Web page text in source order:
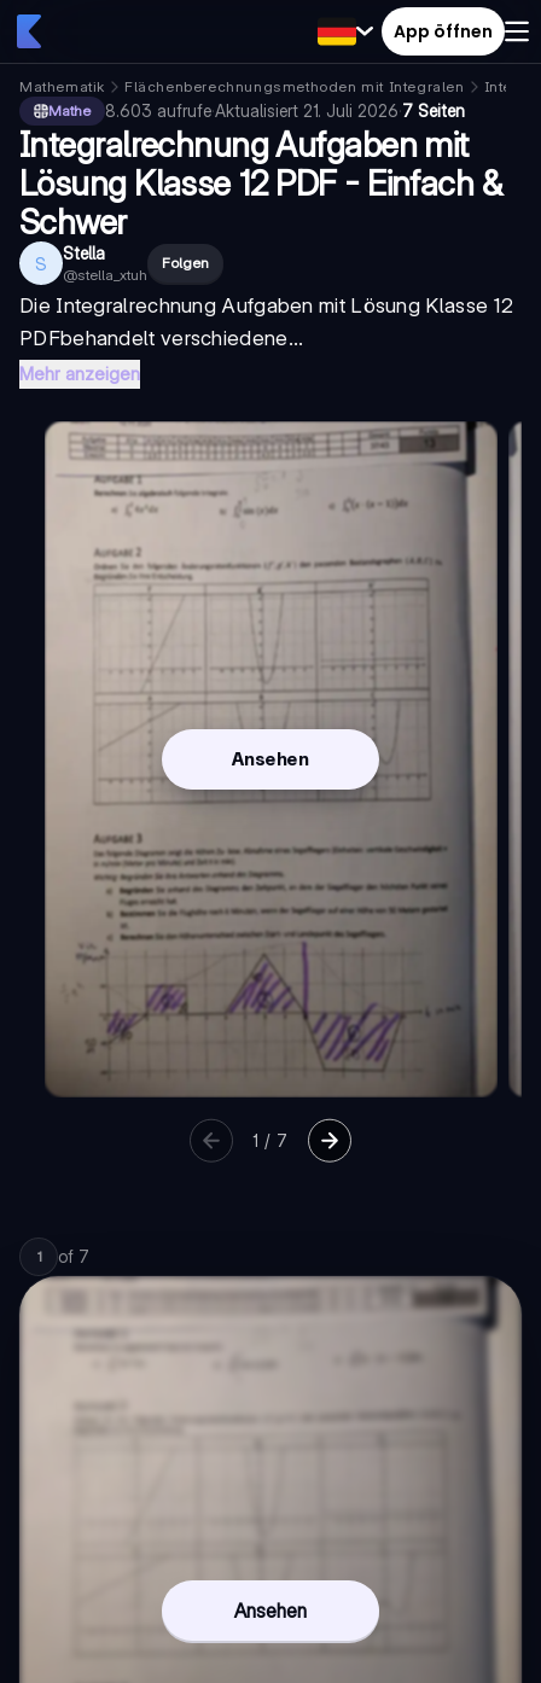
App öffnen
Mathematik Flächenberechnungsmethoden mit Integralen
Integral
Mathe
8.603 aufrufe·Aktualisiert 21. Juli 2026·7 Seiten
Integralrechnung Aufgaben mit
Lösung Klasse 12 PDF - Einfach &
Schwer
S Stella
@stella_xtuh
Folgen
Die Integralrechnung Aufgaben mit Lösung Klasse 12
PDFbehandelt verschiedene...
Mehr anzeigen
Ansehen
1 / 7
1 of 7
Ansehen